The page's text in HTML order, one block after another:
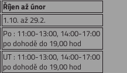
Říjen až únor
1.10. až 29.2.
Po : 11:00-13:00, 14:00-17:00
po dohodě do 19,00 hod
UT : 11:00-13:00, 14:00-17:00
po dohodě do 19,00 hod